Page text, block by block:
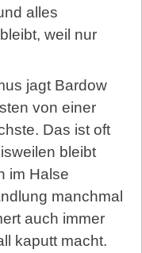
alles
weil nur
jagt Bardow
von einer
Das ist oft
bleibt
im Halse
manchmal
auch immer
kaputt macht.